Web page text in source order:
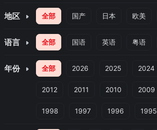
地区 全部 国产 日本 欧美
语言 全部 国语 英语 粤语
年份 全部 2026 2025 2024
2012 2011 2010 2009
1998 1997 1996 1995